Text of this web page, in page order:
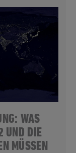
WAS
UND DIE
MÜSSEN